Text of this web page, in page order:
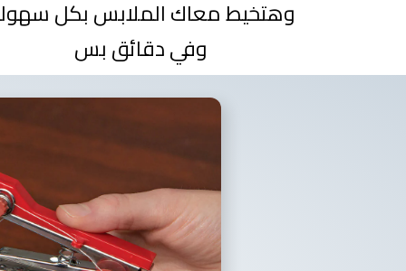
وهتخيط معاك الملابس بكل
وفي دقائق بس